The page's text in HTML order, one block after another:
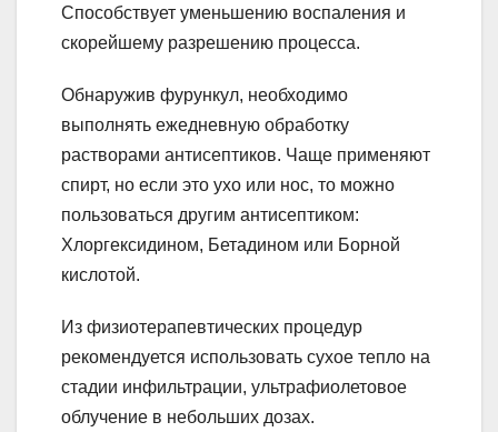
Способствует уменьшению воспаления и
скорейшему разрешению процесса.
Обнаружив фурункул, необходимо
выполнять ежедневную обработку
растворами антисептиков. Чаще применяют
спирт, но если это ухо или нос, то можно
пользоваться другим антисептиком:
Хлоргексидином, Бетадином или Борной
кислотой.
Из физиотерапевтических процедур
рекомендуется использовать сухое тепло на
стадии инфильтрации, ультрафиолетовое
облучение в небольших дозах.